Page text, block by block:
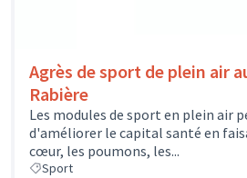
Agrès de sport de plein air
Rabière
Les modules de sport en plein air
d'améliorer le capital santé en
cœur, les poumons, les...
Sport